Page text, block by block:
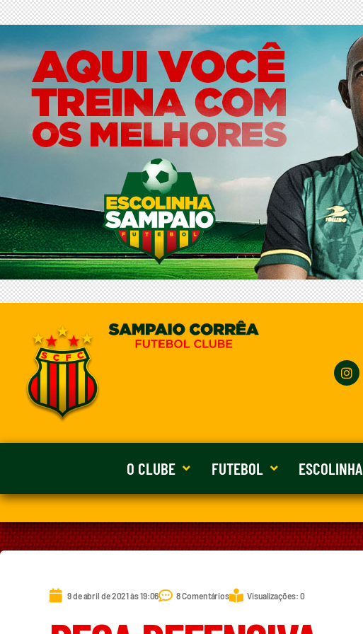
O CLUBE FUTEBOL ESCOLINHA
9 de abril de 2021 às 19:06 8 Comentários Visualizações: 0